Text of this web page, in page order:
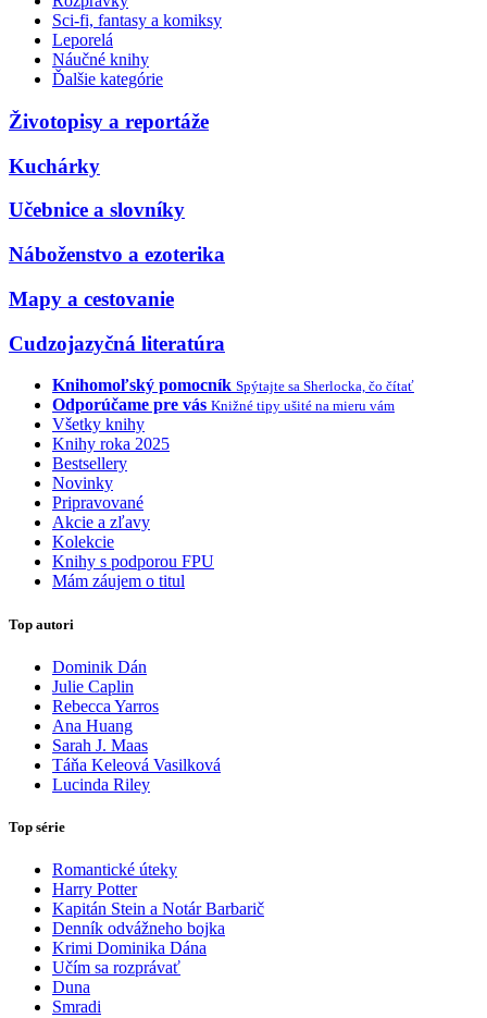
Sci-fi, fantasy a komiksy
Leporelá
Náučné knihy
Ďalšie kategórie
Životopisy a reportáže
Kuchárky
Učebnice a slovníky
Náboženstvo a ezoterika
Mapy a cestovanie
Cudzojazyčná literatúra
Knihomoľský pomocník Spýtajte sa Sherlocka, čo čítať
Odporúčame pre vás Knižné tipy ušité na mieru vám
Všetky knihy
Knihy roka 2025
Bestsellery
Novinky
Pripravované
Akcie a zľavy
Kolekcie
Knihy s podporou FPU
Mám záujem o titul
Top autori
Dominik Dán
Julie Caplin
Rebecca Yarros
Ana Huang
Sarah J. Maas
Táňa Keleová Vasilková
Lucinda Riley
Top série
Romantické úteky
Harry Potter
Kapitán Stein a Notár Barbarič
Denník odvážneho bojka
Krimi Dominika Dána
Učím sa rozprávať
Duna
Smradi